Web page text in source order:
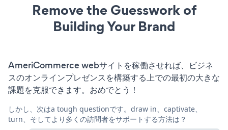
Remove the Guesswork of
Building Your Brand
AmeriCommerce webサイトを稼働させれば、ビジネ
スのオンラインプレゼンスを構築する上での最初の大きな
課題を克服できます。おめでとう！
しかし、次はa tough questionです。draw in、captivate、
turn、そしてより多くの訪問者をサポートする方法は？